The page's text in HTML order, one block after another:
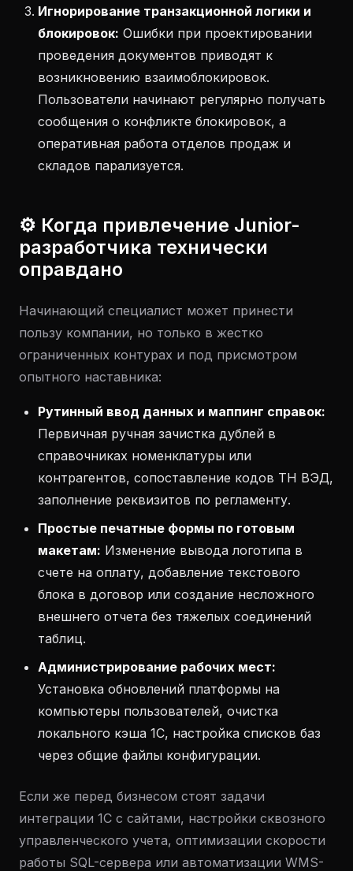
Игнорирование транзакционной логики и
блокировок: Ошибки при проектировании
проведения документов приводят к
возникновению взаимоблокировок.
Пользователи начинают регулярно получать
сообщения о конфликте блокировок, а
оперативная работа отделов продаж и
складов парализуется.
⚙️ Когда привлечение Junior-
разработчика технически
оправдано
Начинающий специалист может принести
пользу компании, но только в жестко
ограниченных контурах и под присмотром
опытного наставника:
Рутинный ввод данных и маппинг справок:
Первичная ручная зачистка дублей в
справочниках номенклатуры или
контрагентов, сопоставление кодов ТН ВЭД,
заполнение реквизитов по регламенту.
Простые печатные формы по готовым
макетам: Изменение вывода логотипа в
счете на оплату, добавление текстового
блока в договор или создание несложного
внешнего отчета без тяжелых соединений
таблиц.
Администрирование рабочих мест:
Установка обновлений платформы на
компьютеры пользователей, очистка
локального кэша 1С, настройка списков баз
через общие файлы конфигурации.
Если же перед бизнесом стоят задачи
интеграции 1С с сайтами, настройки сквозного
управленческого учета, оптимизации скорости
работы SQL-сервера или автоматизации WMS-